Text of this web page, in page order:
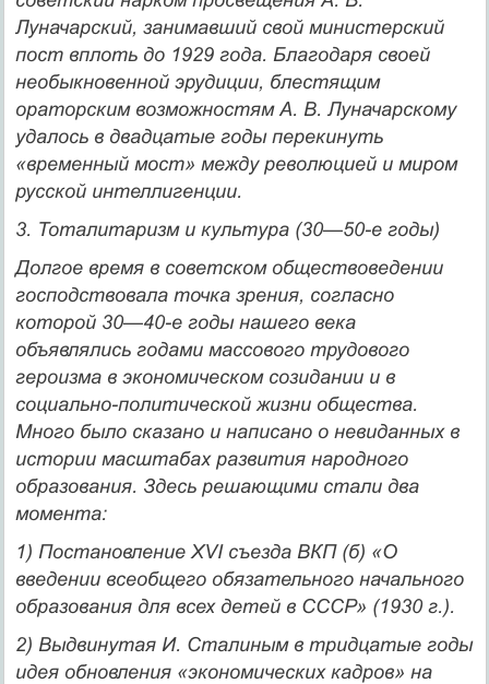
Луначарский, занимавший свой министерский
пост вплоть до 1929 года. Благодаря своей
необыкновенной эрудиции, блестящим
ораторским возможностям А. В. Луначарскому
удалось в двадца­тые годы перекинуть
«временный мост» между революцией и ми­ром
русской интеллигенции.
3. Тоталитаризм и культура (30—50-е годы)
Долгое время в советском обществоведении
господствовала точка зрения, согласно
которой 30—40-е годы нашего века
объявлялись годами массового трудового
героизма в экономическом созидании и в
социально-политической жизни общества.
Много было сказано и написано о невиданных в
истории масштабах развития народно­го
образования. Здесь решающими стали два
момента:
1) Постановление XVI съезда ВКП (б) «О
введении всеоб­щего обязательного начального
образования для всех детей в СССР» (1930 г.).
2) Выдвинутая И. Сталиным в тридцатые годы
идея обновле­ния «экономических кадров» на